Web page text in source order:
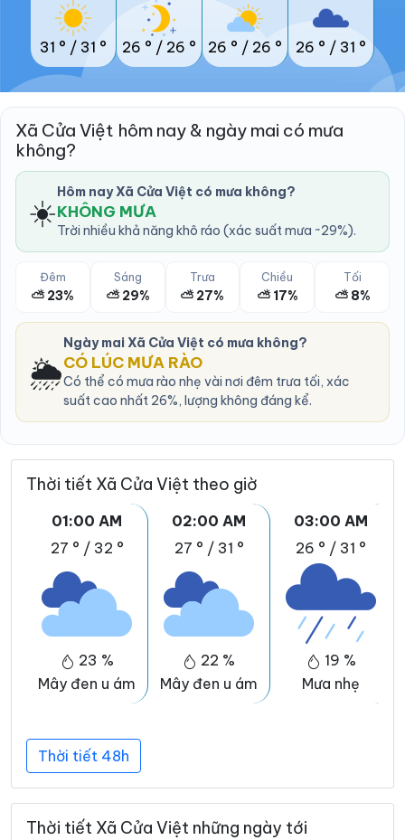
31 ° / 31 ° 26 ° / 26 ° 26 ° / 26 ° 26 ° / 31 °
Xã Cửa Việt hôm nay & ngày mai có mưa
không?
☀️ Hôm nay Xã Cửa Việt có mưa không?
KHÔNG MƯA
Trời nhiều khả năng khô ráo (xác suất mưa ~29%).
Đêm
⛅ 23%
Sáng
⛅ 29%
Trưa
⛅ 27%
Chiều
⛅ 17%
Tối
⛅ 8%
🌦️
Ngày mai Xã Cửa Việt có mưa không?
CÓ LÚC MƯA RÀO
Có thể có mưa rào nhẹ vài nơi đêm trưa tối, xác
suất cao nhất 26%, lượng không đáng kể.
Thời tiết Xã Cửa Việt theo giờ
01:00 AM
27 ° / 32 °
23 %
Mây đen u ám
02:00 AM
27 ° / 31 °
22 %
Mây đen u ám
03:00 AM
26 ° / 31 °
19 %
Mưa nhẹ
Thời tiết 48h
Thời tiết Xã Cửa Việt những ngày tới